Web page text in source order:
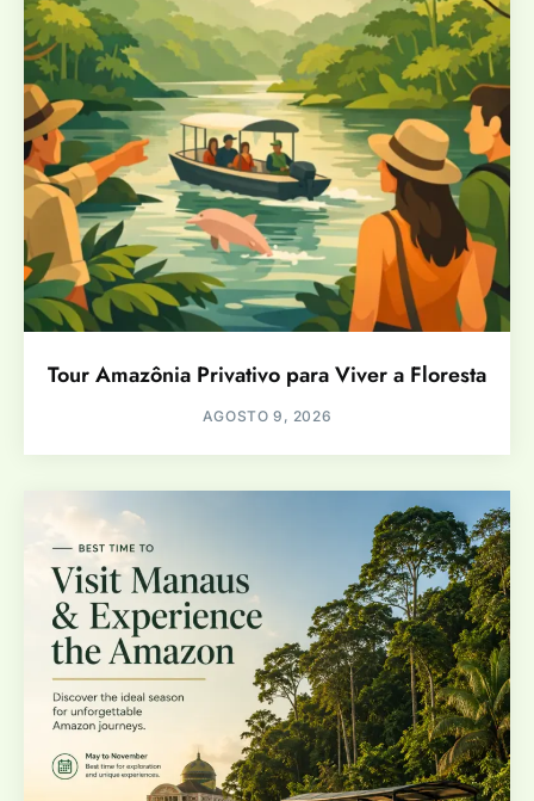
Tour Amazônia Privativo para Viver a Floresta
AGOSTO 9, 2026